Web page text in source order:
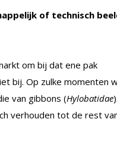
of technisch
om bij dat ene pak
bij. Op zulke momenten
van gibbons (Hylobatidae
verhouden tot de rest